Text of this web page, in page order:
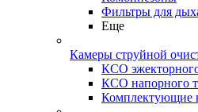
Фильтры для
Еще
Камеры струйной
КСО
КСО напорного
Комплектующие